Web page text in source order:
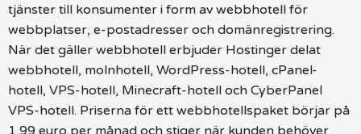
tjänster till konsumenter i form av webbhotell för
webbplatser, e-postadresser och domänregistrering.
När det gäller webbhotell erbjuder Hostinger delat
webbhotell, molnhotell, WordPress-hotell, cPanel-
hotell, VPS-hotell, Minecraft-hotell och CyberPanel
VPS-hotell. Priserna för ett webbhotellspaket börjar på
1,99 euro per månad och stiger när kunden behöver